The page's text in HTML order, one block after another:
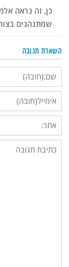
כן, זה נראה
שמתנהגים
השארת תגובה